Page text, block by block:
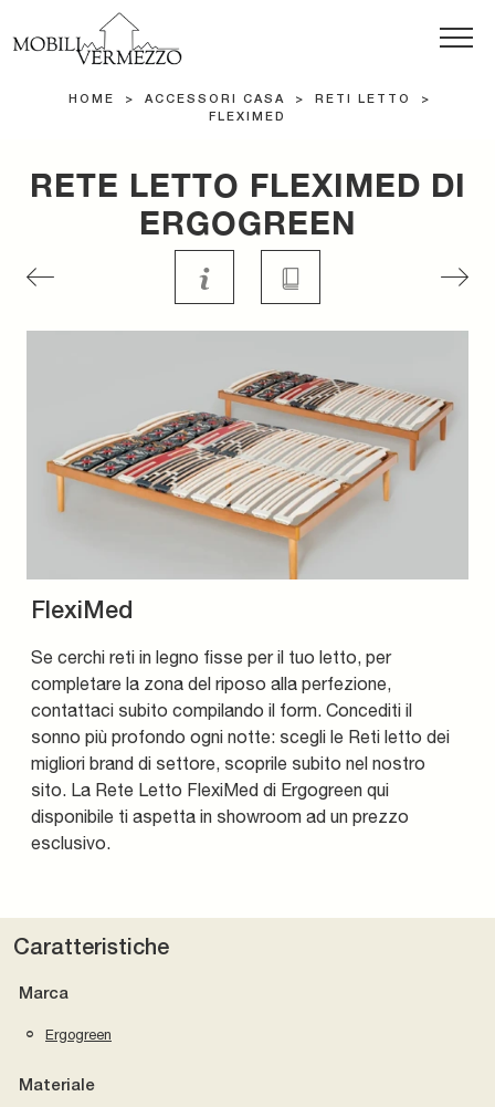
HOME > ACCESSORI CASA > RETI LETTO
>
FLEXIMED
RETE LETTO FLEXIMED DI
ERGOGREEN
FlexiMed
Se cerchi reti in legno fisse per il tuo letto, per
completare la zona del riposo alla perfezione,
contattaci subito compilando il form. Concediti il
sonno più profondo ogni notte: scegli le Reti letto dei
migliori brand di settore, scoprile subito nel nostro
sito. La Rete Letto FlexiMed di Ergogreen qui
disponibile ti aspetta in showroom ad un prezzo
esclusivo.
Caratteristiche
Marca
Ergogreen
Materiale